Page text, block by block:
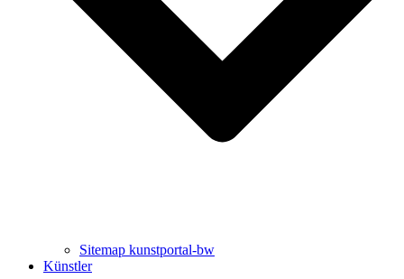
Uli Rothfuss
Harald Schwiers
Sitemap kunstportal-bw
Künstler